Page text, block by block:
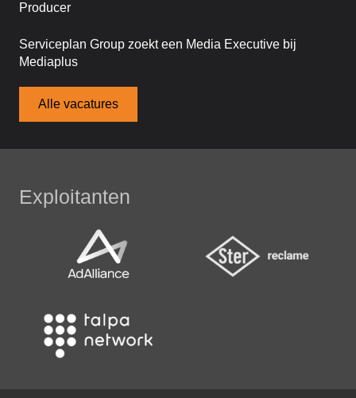
Producer
Serviceplan Group zoekt een Media Executive bij
Mediaplus
Alle vacatures
Exploitanten